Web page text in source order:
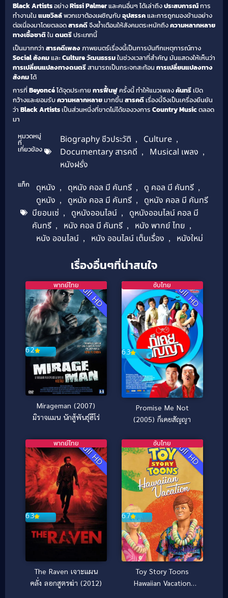
Black Artistsอย่างRissi Palmerและคนอื่นๆ ได้เล่าถึงประสบการณ์การ
ทำงานใน แนชวิลล์พวกเขาต้องเผชิญกับอุปสรรคและการถูกมองข้ามอย่าง
ต่อเนื่องมาโดยตลอดสารคดีจึงย้ำเตือนให้สังคมตระหนักถึงความหลากหลาย
ทางเชื้อชาติใน ดนตรีประเภทนี้
เป็นมากกว่า สารคดีเพลงภาพยนตร์เรื่องนี้เป็นการบันทึกเหตุการณ์ทาง
Social สังคมและCulture วัฒนธรรมในช่วงเวลาที่สำคัญ มันแสดงให้เห็นว่า
การเปลี่ยนแปลงทางดนตรีสามารถเป็นกระจกสะท้อน การเปลี่ยนแปลงทาง
สังคมได้
การที่Beyoncéได้จุดประกาย การฟื้นฟูครั้งนี้ ทำให้แนวเพลงคันทรีเปิด
กว้างและยอมรับความหลากหลายมากขึ้น สารคดีเรื่องนี้จึงเป็นเครื่องยืนยัน
ว่า Black Artistsเป็นส่วนหนึ่งที่ขาดไม่ได้ของวงการ Country Musicตลอด
มา
หมวดหมู่
ที่
เกี่ยวข้อง
Biography ชีวประวัติ , Culture ,
Documentary สารคดี , Musical เพลง ,
หนังฝรั่ง
แท็ก ดุหนัง , ดุหนัง คอล มี คันทรี , ดู คอล มี คันทรี ,
ดูหนัง , ดูหนัง คอล มี คันทรี ,
ดูหนัง คอล มี คันทรี
บียอนเซ่ , ดูหนังออนไลน์ ,
ดูหนังออนไลน์ คอล มี
คันทรี , หนัง คอล มี คันทรี , หนัง พากย์ ไทย ,
หนัง ออนไลน์ , หนัง ออนไลน์ เต็มเรื่อง , หนังใหม่
เรื่องอื่นๆที่น่าสนใจ
Full HD
6.2
พากย์ไทย
Mirageman (2007)
มิราจแมน นักสู้พันธุ์ฮีโร่
Full HD
6.3
ซับไทย
Promise Me Not
(2005) ก็เคยสัญญา
Full HD
6.3
พากย์ไทย
The Raven เจาะแผน
คลั่ง ลอกสูตรฆ่า (2012)
Full HD
6.7
ซับไทย
Toy Story Toons
Hawaiian Vacation